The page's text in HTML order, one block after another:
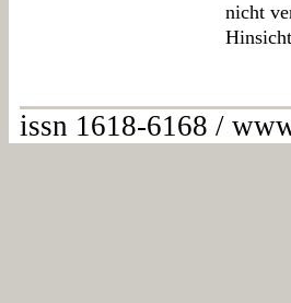
nicht
issn 1618-6168 /